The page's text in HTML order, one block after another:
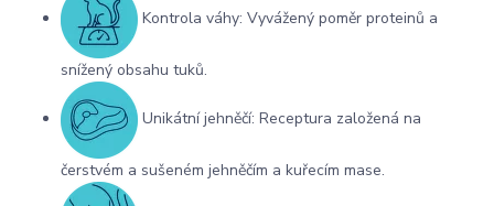
Kontrola váhy: Vyvážený poměr proteinů a
snížený obsahu tuků.
Unikátní jehněčí: Receptura založená na
čerstvém a sušeném jehněčím a kuřecím mase.